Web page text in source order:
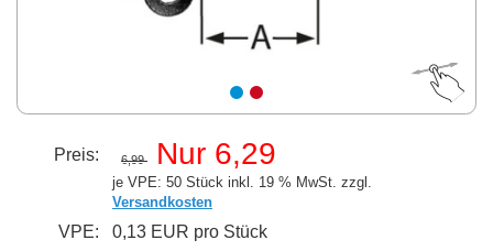
Preis: 6,99 Nur 6,29
je VPE: 50 Stück inkl. 19 % MwSt. zzgl.
Versandkosten
VPE:
0,13 EUR pro Stück